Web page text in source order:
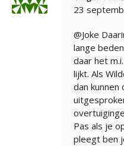
23
@Joke
lange
daar het
lijkt. Als
dan kunnen
Pas als je
pleegt ben